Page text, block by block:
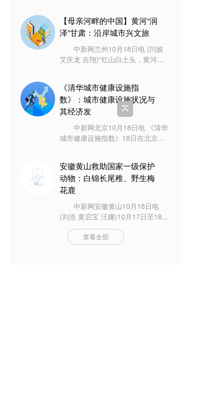
查过程中
【母亲河畔的中国】黄河“润
泽”甘肃：沿岸城市兴文旅
中新网兰州10月18日电 (闫姣
艾庆龙 吉翔)“红山白土头，黄河向
西
《清华城市健康设施指
数》：城市健康设施状况与
其经济发
中新网北京10月18日电 《清华
城市健康设施指数》18日在北京发
海城市
安徽黄山救助国家一级保护
动物：白锦长尾稚、野生梅
花鹿
中新网安徽黄山10月18日电
(刘浩 黄启宝 汪娜)10月17日至18
日，安徽省黄山市当地民警先后救
助国家一级保护动物白锦长尾稚和
野生梅花
查看全部